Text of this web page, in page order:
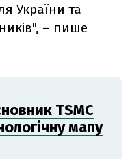
України та
– пише
TSMC
мапу